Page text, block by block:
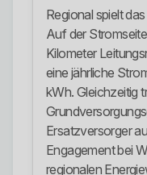
Regional spielt
Auf der
Kilometer
eine jährliche
kWh. Gleichzeitig
Ersatzversorger
Engagement bei
regionalen